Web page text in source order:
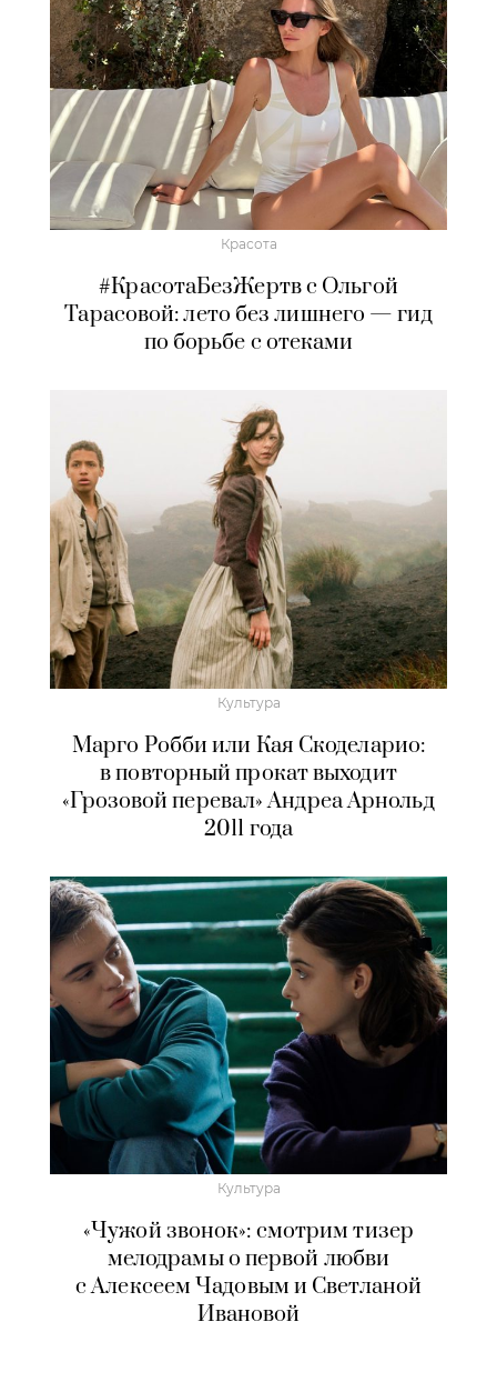
Красота
#КрасотаБезЖертв с Ольгой
Тарасовой: лето без лишнего — гид
по борьбе с отеками
Культура
Марго Робби или Кая Скоделарио:
в повторный прокат выходит
«Грозовой перевал» Андреа Арнольд
2011 года
Культура
«Чужой звонок»: смотрим тизер
мелодрамы о первой любви
с Алексеем Чадовым и Светланой
Ивановой